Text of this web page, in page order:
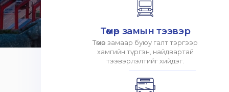
Төмөр замын тээвэр
Төмөр замаар буюу галт тэргээр
хамгийн түргэн, найдвартай
тээвэрлэлтийг хийдэг.